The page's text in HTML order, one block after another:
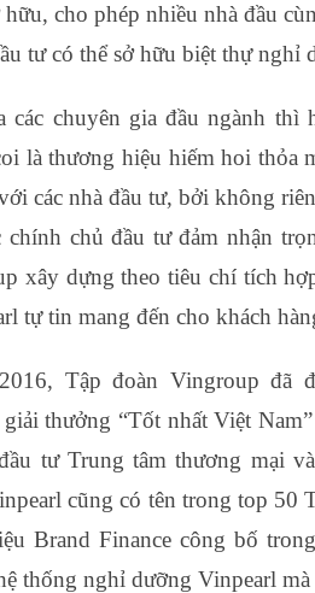
cho phép nhiều nhà đầu
tư có thể sở hữu biệt thự nghỉ
các chuyên gia đầu ngành
là thương hiệu hiếm hoi thỏa
các nhà đầu tư, bởi không
chủ đầu tư đảm nhận
xây dựng theo tiêu chí tích
tự tin mang đến cho khách
Tập đoàn Vingroup đã
thưởng “Tốt nhất Việt
tư Trung tâm thương mại
cũng có tên trong top
Brand Finance công bố
thống nghỉ dưỡng Vinpearl